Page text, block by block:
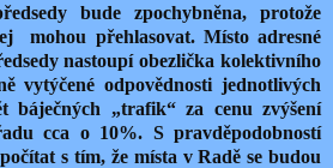
bude zpochybněna, protože
mohou přehlasovat. Místo adresné
nastoupí obezlička kolektivního
vytýčené odpovědnosti jednotlivých
báječných „trafik“ za cenu zvýšení
cca o 10%. S pravděpodobností
s tím, že místa v Radě se budou